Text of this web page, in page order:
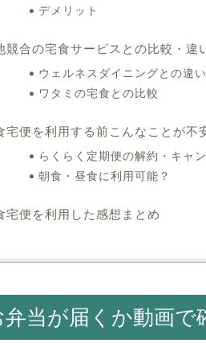
デメリット
競合の宅食サービスとの比較・違
ウェルネスダイニングとの違い
ワタミの宅食との比較
宅便を利用する前こんなことが不
らくらく定期便の解約・キャ
朝食・昼食に利用可能？
宅便を利用した感想まとめ
弁当が届くか動画で